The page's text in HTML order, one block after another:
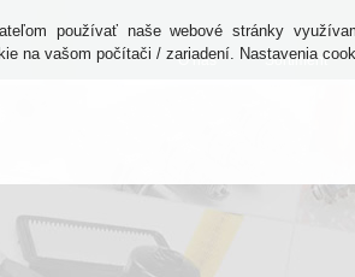
používať naše webové stránky
na vašom počítači / zariadení. Nastavenia
O nás Sortiment